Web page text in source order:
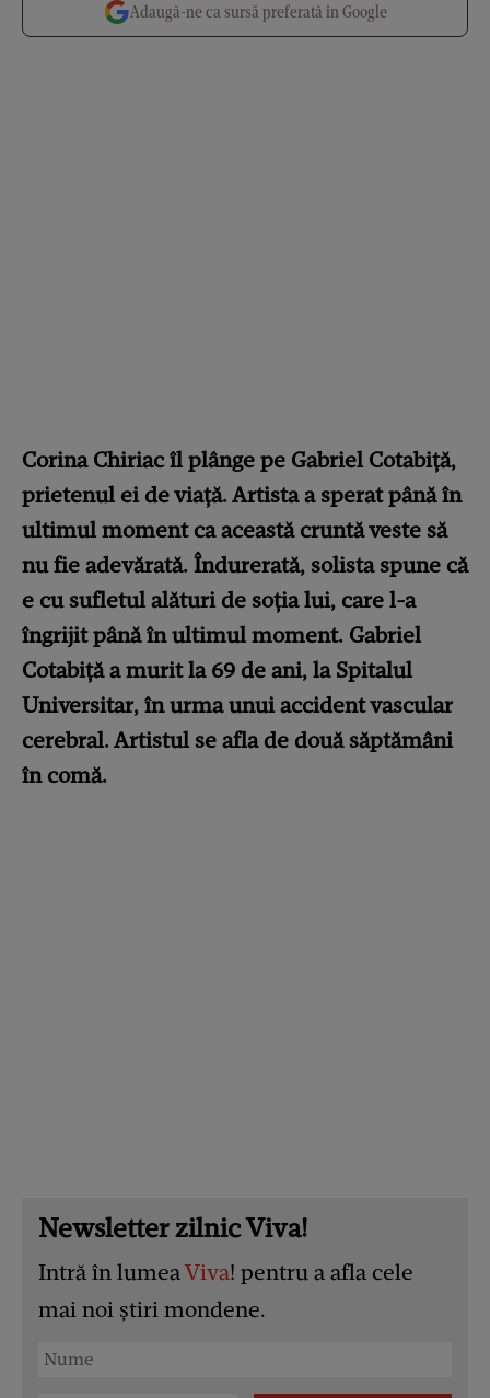
Adaugă-ne ca sursă preferată în Google
Corina Chiriac îl plânge pe Gabriel Cotabiță,
prietenul ei de viață. Artista a sperat până în
ultimul moment ca această cruntă veste să
nu fie adevărată. Îndurerată, solista spune că
e cu sufletul alături de soția lui, care l-a
îngrijit până în ultimul moment. Gabriel
Cotabiță a murit la 69 de ani, la Spitalul
Universitar, în urma unui accident vascular
cerebral. Artistul se afla de două săptămâni
în comă.
Newsletter zilnic Viva!
Intră în lumeaViva! pentru a afla cele
mai noi știri mondene.